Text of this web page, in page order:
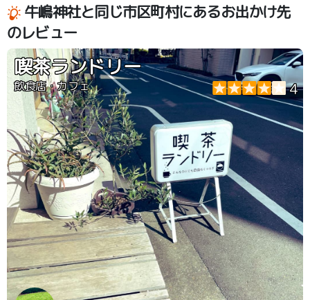
牛嶋神社と同じ市区町村にあるお出かけ先
のレビュー
喫茶ランドリー
飲食店・カフェ 4